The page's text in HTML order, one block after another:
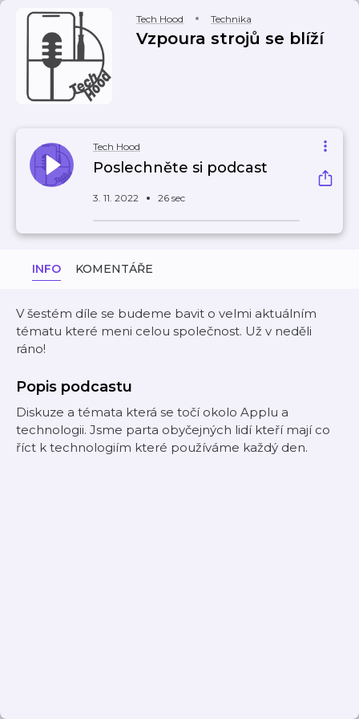
Tech Hood Technika
Vzpoura strojů se blíží
Tech Hood
Poslechněte si podcast
3. 11. 2022 26 sec
INFO KOMENTÁŘE
V šestém díle se budeme bavit o velmi aktuálním
tématu které meni celou společnost. Už v neděli
ráno!
Popis podcastu
Diskuze a témata která se točí okolo Applu a
technologii. Jsme parta obyčejných lidí kteří mají co
říct k technologiím které používáme každý den.